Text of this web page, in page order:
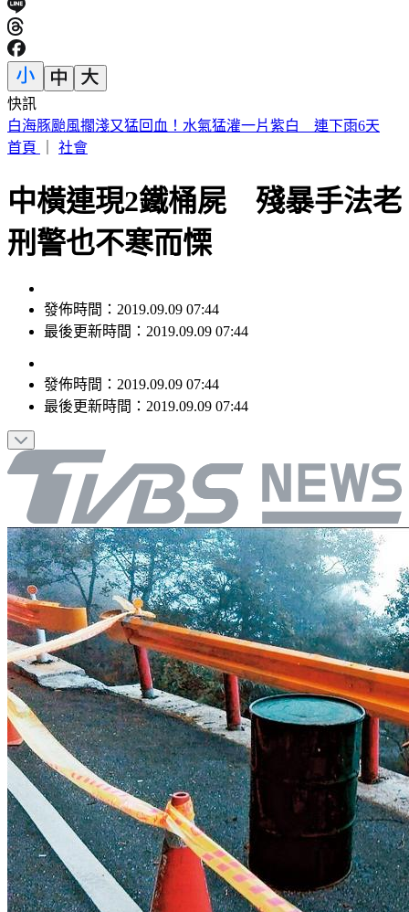
快訊
提醒國一新生守秩序！台中女師遭「掃把刺眼重傷」恐失明
首頁
社會
中橫連現2鐵桶屍 殘暴手法老
刑警也不寒而慄
發佈時間：2019.09.09 07:44
最後更新時間：2019.09.09 07:44
發佈時間： 2019.09.09 07:44
最後更新時間： 2019.09.09 07:44